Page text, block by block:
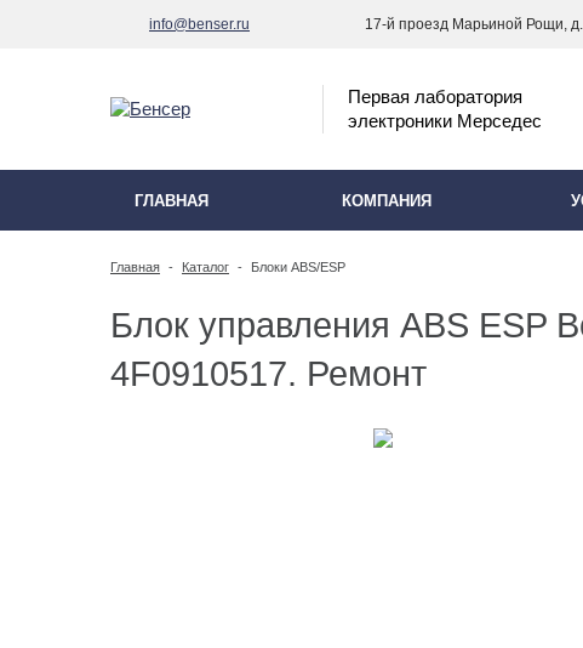
info@benser.ru 17-й проезд Марьиной Рощи,
Первая лаборатория
электроники Мерседес
ГЛАВНАЯ КОМПАНИЯ
Главная - Каталог - Блоки ABS/ESP
Блок управления ABS ESP
4F0910517. Ремонт